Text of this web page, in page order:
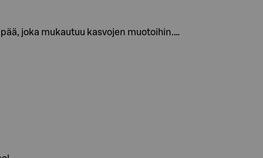
joka mukautuu kasvojen muotoihin.…